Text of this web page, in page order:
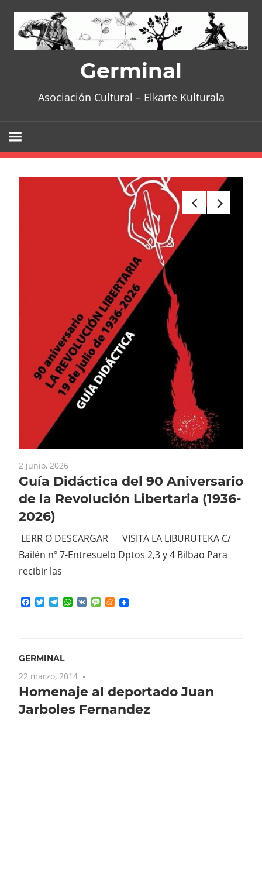
content
Germinal
Asociación Cultural – Elkarte Kulturala
2 junio, 2026
Guía Didáctica del 90 Aniversario
de la Revolución Libertaria (1936-
2026)
LERR O DESCARGAR VISITA LA LIBURUTEKA C/
Bailén nº 7-Entresuelo Dptos 2,3 y 4 Bilbao Para
recibir las
Facebook
TwitterTelegram
WhatsApp
VK MessageMeneame
GERMINAL
22 marzo, 2014
Homenaje al deportado Juan
Jarboles Fernandez